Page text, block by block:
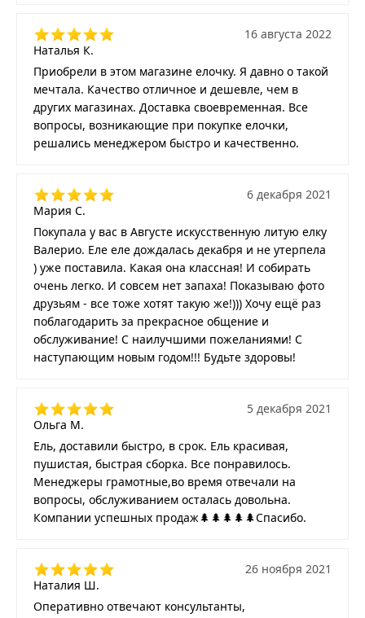
Наталья К.
16 августа 2022
Приобрели в этом магазине елочку. Я давно о такой
мечтала. Качество отличное и дешевле, чем в
других магазинах. Доставка своевременная. Все
вопросы, возникающие при покупке елочки,
решались менеджером быстро и качественно.
Мария С.
6 декабря 2021
Покупала у вас в Августе искусственную литую елку
Валерио. Еле еле дождалась декабря и не утерпела
) уже поставила. Какая она классная! И собирать
очень легко. И совсем нет запаха! Показываю фото
друзьям - все тоже хотят такую же!))) Хочу ещё раз
поблагодарить за прекрасное общение и
обслуживание! С наилучшими пожеланиями! С
наступающим новым годом!!! Будьте здоровы!
Ольга М.
5 декабря 2021
Ель, доставили быстро, в срок. Ель красивая,
пушистая, быстрая сборка. Все понравилось.
Менеджеры грамотные,во время отвечали на
вопросы, обслуживанием осталась довольна.
Компании успешных продаж🌲🌲🌲🌲🌲Спасибо.
Наталия Ш.
26 ноября 2021
Оперативно отвечают консультанты,